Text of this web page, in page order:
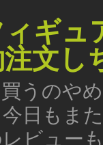
ィギ
文し
うのや
日もま
ビュー